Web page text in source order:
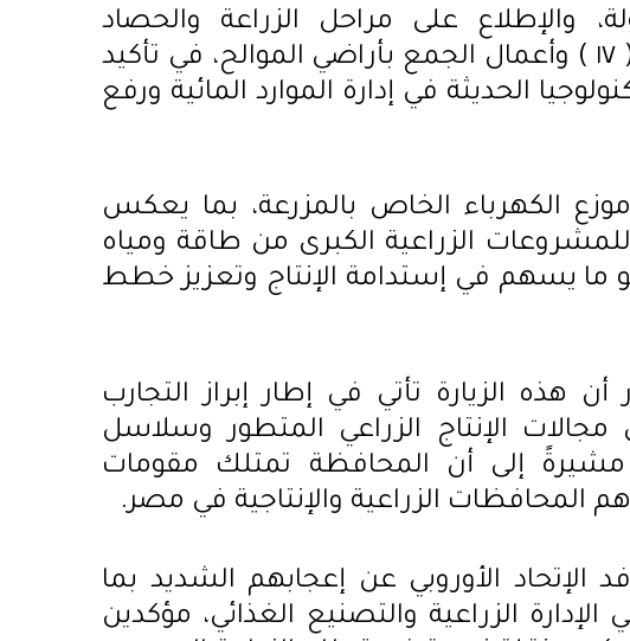
والإطلاع على مراحل الزراعة والحصاد
والتعبئة، مروراً بمحطة الري ( ١٧ ) وأعمال الجمع بأراضي الموالح، في تأكيد
الحديثة في إدارة الموارد المائية ورفع
الكهرباء الخاص بالمزرعة، بما يعكس
للمشروعات الزراعية الكبرى من طاقة ومياه
يسهم في إستدامة الإنتاج وتعزيز خطط
هذه الزيارة تأتي في إطار إبراز التجارب
مجالات الإنتاج الزراعي المتطور وسلاسل
مشيرةً إلى أن المحافظة تمتلك مقومات
المحافظات الزراعية والإنتاجية في مصر.
الأوروبي عن إعجابهم الشديد بما
الزراعية والتصنيع الغذائي، مؤكدين